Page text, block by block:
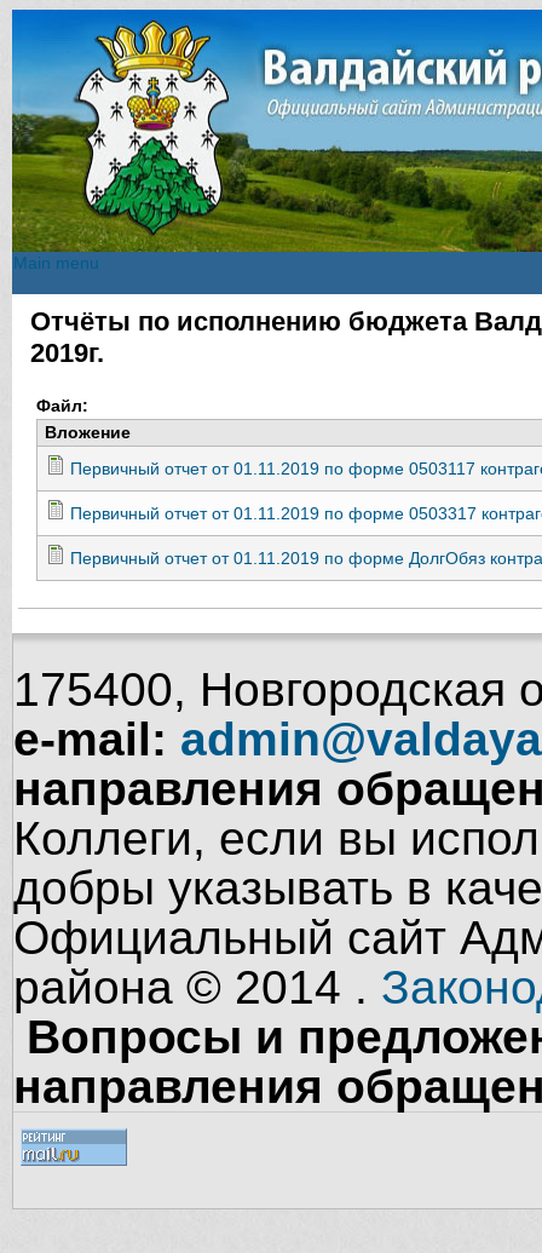
Main menu
Вы здесь
Отчёты по исполнению бюджета
2019г.
Файл:
Вложение
Первичный отчет от 01.11.2019 по форме 0503117
Первичный отчет от 01.11.2019 по форме 0503317
Первичный отчет от 01.11.2019 по форме ДолгОбяз
175400, Новгородская
e-mail:
направления
Коллеги, если вы
добры указывать в
Официальный сайт
района © 2014 .
Вопросы и
направления